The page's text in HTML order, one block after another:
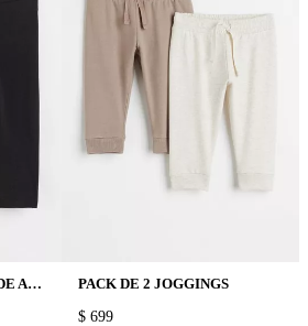
PACK DE 2 LEGGINGS DE ALGODÓN PACK DE 2 JOGGINGS
PRICE:
$ 699